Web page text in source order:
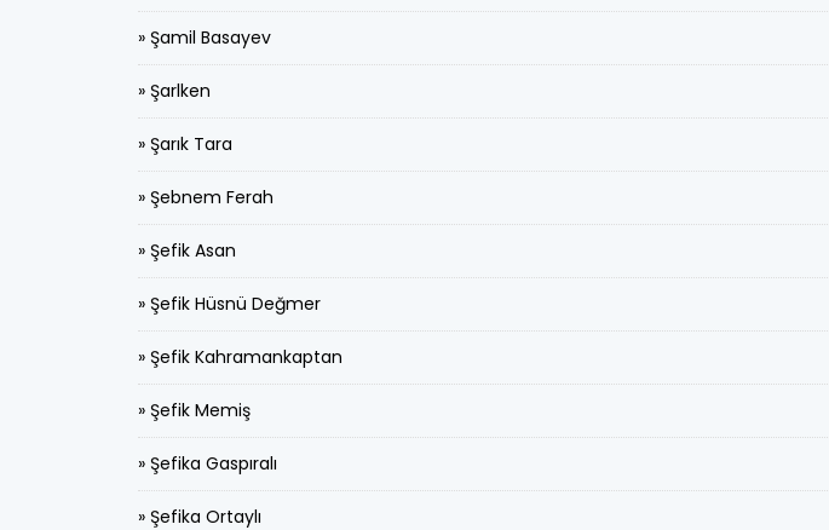
» Şamil Basayev
» Şarlken
» Şarık Tara
» Şebnem Ferah
» Şefik Asan
» Şefik Hüsnü Değmer
» Şefik Kahramankaptan
» Şefik Memiş
» Şefika Gaspıralı
» Şefika Ortaylı